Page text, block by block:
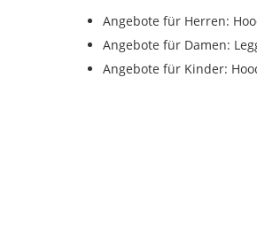
Angebote für Herren:
Angebote für Damen:
Angebote für Kinder: